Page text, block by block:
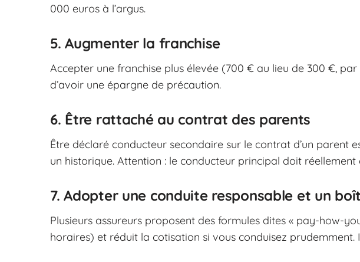
000 euros à l’argus.
5. Augmenter la franchise
Accepter une franchise plus élevée (700 € au lieu de 300 €,
d’avoir une épargne de précaution.
6. Être rattaché au contrat des parents
Être déclaré conducteur secondaire sur le contrat d’un parent
un historique. Attention : le conducteur principal doit
7. Adopter une conduite responsable et un
Plusieurs assureurs proposent des formules dites « pay-how-
horaires) et réduit la cotisation si vous conduisez prudemment.